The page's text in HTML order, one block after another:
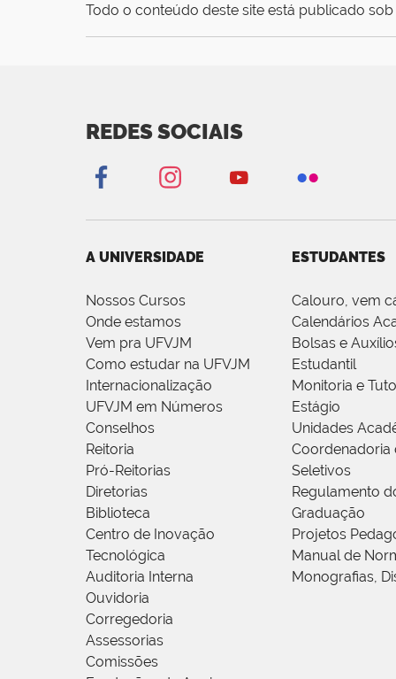
Todo o conteúdo deste site está publicado sob
REDES SOCIAIS
A UNIVERSIDADE
Nossos Cursos
Onde estamos
Vem pra UFVJM
Como estudar na UFVJM
Internacionalização
UFVJM em Números
Conselhos
Reitoria
Pró-Reitorias
Diretorias
Biblioteca
Centro de Inovação
Tecnológica
Auditoria Interna
Ouvidoria
Corregedoria
Assessorias
Comissões
ESTUDANTES
Calouro, vem
Calendários
Bolsas e
Estudantil
Monitoria e
Estágio
Unidades
Coordenadoria
Seletivos
Regulamento
Graduação
Projetos
Manual de
Monografias,